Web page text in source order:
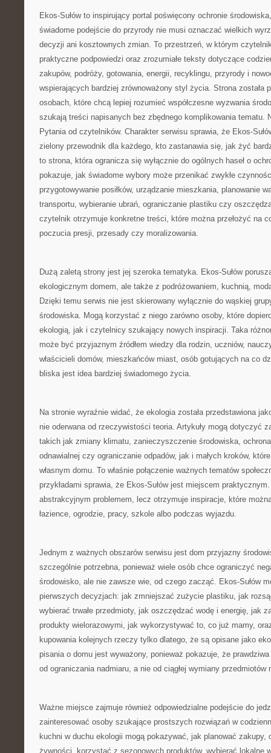
Ekos-Sułów to inspirujący portal poświęcony ochronie
świadome podejście do przyrody nie musi oznaczać wielkich
decyzji ani kosztownych zmian. To przestrzeń, w którym
praktyczne podpowiedzi oraz zrozumiałe teksty dotyczące
zakupów, podróży, gotowania, energii, recyklingu, przyrody i
wspierających bardziej zrównoważony styl życia. Strona została
osobach, które chcą lepiej rozumieć współczesne wyzwania
szukają treści napisanych bez zbędnego komplikowania tematu.
Pytania od czytelników. Charakter serwisu sprawia, że Ekos-
zielony przewodnik dla każdego, kto zastanawia się, jak żyć
to strona, która ogranicza się wyłącznie do ogólnych haseł o
pokazuje, jak świadome wybory może przenikać zwykłe
przygotowywanie posiłków, urządzanie mieszkania, planowanie
transportu, wybieranie ubrań, ograniczanie plastiku czy
czytelnik otrzymuje konkretne treści, które można przełożyć na
poczucia presji, przesady czy moralizowania.
Dużą zaletą strony jest jej szeroka tematyka. Ekos-Sułów
ekologicznym domem, ale także z podróżowaniem, kuchnią,
Dzięki temu serwis nie jest skierowany wyłącznie do wąskiej
środowiska. Mogą korzystać z niego zarówno osoby, które
ekologią, jak i czytelnicy szukający nowych inspiracji. Taka
może być przyjaznym źródłem wiedzy dla rodzin, uczniów,
właścicieli domów, mieszkańców miast, osób gotujących na co
bliska jest idea bardziej świadomego życia.
Na stronie wyraźnie widać, że ekologia została przedstawiona
nie oderwana od rzeczywistości teoria. Artykuły mogą dotyczyć
takich jak zmiany klimatu, zanieczyszczenie środowiska,
odnawialnej czy ograniczanie odpadów, jak i małych kroków,
własnym domu. To właśnie połączenie ważnych tematów
przykładami sprawia, że Ekos-Sułów jest miejscem
abstrakcyjnym problemem, lecz otrzymuje inspiracje, które
łazience, ogrodzie, pracy, szkole albo podczas wyjazdu.
Jednym z ważnych obszarów serwisu jest dom przyjazny
szczególnie potrzebna, ponieważ wiele osób chce ograniczyć
środowisko, ale nie zawsze wie, od czego zacząć. Ekos-Sułów
pierwszych decyzjach: jak zmniejszać zużycie plastiku, jak
wybierać trwałe przedmioty, jak oszczędzać wodę i energię, jak
produkty wielorazowymi, jak wykorzystywać to, co już mamy,
kupowania kolejnych rzeczy tylko dlatego, że są opisane jako
pisania o domu jest wyważony, ponieważ pokazuje, że
od ograniczania nadmiaru, a nie od ciągłej wymiany przedmiotów
Ważne miejsce zajmuje również odpowiedzialne podejście do
zainteresować osoby szukające prostszych rozwiązań w
kuchni w duchu ekologii mogą pokazywać, jak planować zakupy,
żywności, korzystać z sezonowych produktów, wybierać lokalne